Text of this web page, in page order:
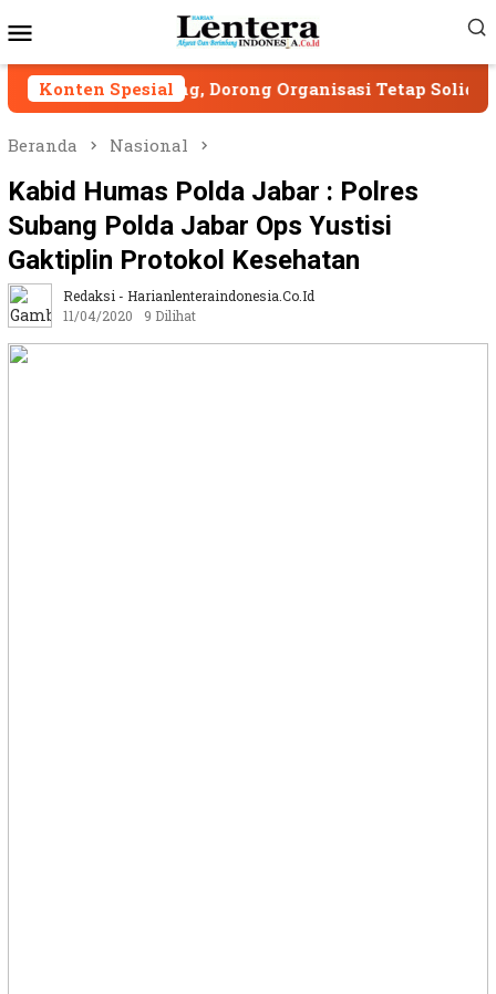
ke
Mobile
Konten Spesial
Dorong Organisasi Tetap Solid dan Responsif
Beranda Nasional
Kabid Humas Polda Jabar : Polres
Subang Polda Jabar Ops Yustisi
Gaktiplin Protokol Kesehatan
Redaksi - Harianlenteraindonesia.co.id
11/04/2020
9 Dilihat